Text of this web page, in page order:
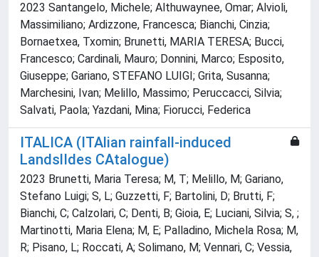
2023 Santangelo, Michele; Althuwaynee, Omar; Alvioli,
Massimiliano; Ardizzone, Francesca; Bianchi, Cinzia;
Bornaetxea, Txomin; Brunetti, MARIA TERESA; Bucci,
Francesco; Cardinali, Mauro; Donnini, Marco; Esposito,
Giuseppe; Gariano, STEFANO LUIGI; Grita, Susanna;
Marchesini, Ivan; Melillo, Massimo; Peruccacci, Silvia;
Salvati, Paola; Yazdani, Mina; Fiorucci, Federica
ITALICA (ITAlian rainfall-induced
LandslIdes CAtalogue)
2023 Brunetti, Maria Teresa; M, T; Melillo, M; Gariano,
Stefano Luigi; S, L; Guzzetti, F; Bartolini, D; Brutti, F;
Bianchi, C; Calzolari, C; Denti, B; Gioia, E; Luciani, Silvia; S, ;
Martinotti, Maria Elena; M, E; Palladino, Michela Rosa; M,
R; Pisano, L; Roccati, A; Solimano, M; Vennari, C; Vessia,